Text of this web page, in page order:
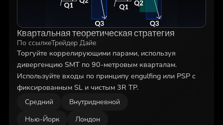
Квартальная теоретическая стратегия
По ссылкеТрейдер Дайе
Торгуйте коррелирующими парами, используя
дивергенцию SMT по 90-метровым кварталам.
Используйте входы по принципу engulfing или PSP с
фиксированным SL и чистым 3R TP.
Средний
Внутридневной
Нью-Йорк
Лондон